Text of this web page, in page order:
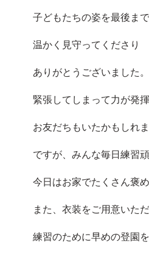
子どもたちの姿を最後まで
温かく見守ってくださり
ありがとうございました。
緊張してしまって力が発
お友だちもいたかもしれま
ですが、みんな毎日練習
今日はお家でたくさん褒
また、衣装をご用意いただ
練習のために早めの登園を